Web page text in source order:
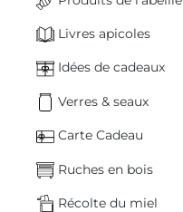
Livres apicoles
Idées de cadeaux
Verres & seaux
Carte Cadeau
Ruches en bois
Récolte du miel